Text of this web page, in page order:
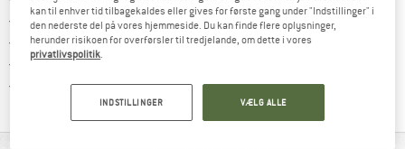
100 dages returretGå til returretten her Åbnes i en infoboks
> 4.000.000 tilfredse kunder
Alle artikler på lager
Vi er Trustpilot-certificeret - oplysningerne får du
kan til enhver tid tilbagekaldes eller gives for første gang under "Indstillinger" i
den nederste del på vores hjemmeside. Du kan finde flere oplysninger,
herunder risikoen for overførsler til tredjelande, om dette i vores
privatlivspolitik
INDSTILLINGER VÆLG ALLE